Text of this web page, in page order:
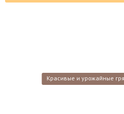
Красивые и урожайные